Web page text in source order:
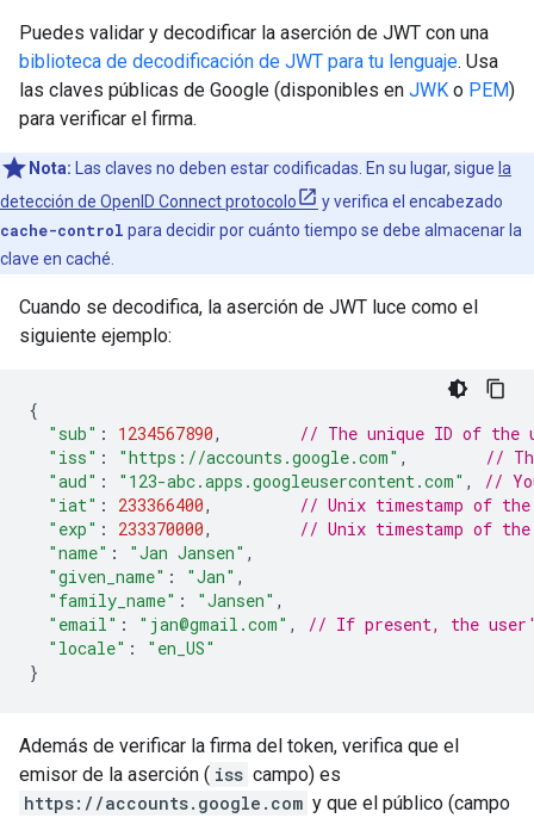
Puedes validar y decodificar la aserción de JWT con una
biblioteca de decodificación de JWT para tu lenguaje. Usa
las claves públicas de Google (disponibles en JWK o PEM)
para verificar el firma.
Nota: Las claves no deben estar codificadas. En su lugar, sigue la
detección de OpenID Connect protocolo
y verifica el encabezado
cache-control para decidir por cuánto tiempo se debe almacenar la
clave en caché.
Cuando se decodifica, la aserción de JWT luce como el
siguiente ejemplo:
{
"sub" : 1234567890,
// The unique ID of the
"iss" : "https://accounts.google.com" ,
//
"aud" : "123-abc.apps.googleusercontent.com" ,
//
"iat" : 233366400,
// Unix timestamp of
"exp" : 233370000,
// Unix timestamp of
"name" : "Jan Jansen" ,
"given_name" : "Jan" ,
"family_name" : "Jansen" ,
"email" : "jan@gmail.com" ,
// If present, the
"locale" :
"en_US"
}
Además de verificar la firma del token, verifica que el
emisor de la aserción ( iss campo) es
https://accounts.google.com y que el público (campo